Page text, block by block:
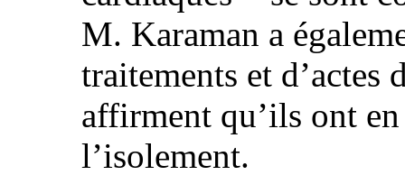
M. Karaman a
traitements et d’actes
affirment qu’ils ont en
l’isolement.